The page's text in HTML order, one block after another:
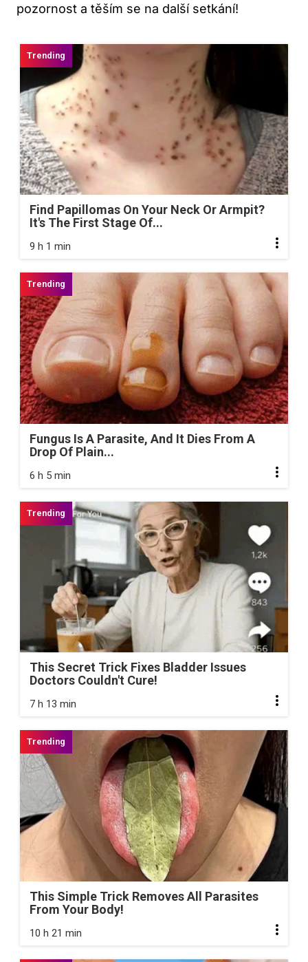
pozornost a těším se na další setkání!
Find Papillomas On Your Neck Or Armpit?
It's The First Stage Of...
9 h 1 min
Fungus Is A Parasite, And It Dies From A
Drop Of Plain...
6 h 5 min
This Secret Trick Fixes Bladder Issues
Doctors Couldn't Cure!
7 h 13 min
This Simple Trick Removes All Parasites
From Your Body!
10 h 21 min